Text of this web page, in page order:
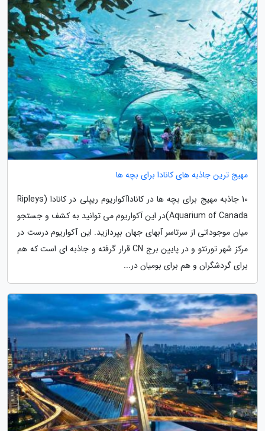
مهیج ترین جاذبه های کانادا برای بچه ها
10 جاذبه مهیج برای بچه ها در کاناداآکواریوم ریپلی در کانادا (Ripleys
Aquarium of Canada)در این آکواریوم می توانید به کشف و جستجو
میان موجوداتی از سرتاسر آبهای جهان بپردازید. این آکواریوم درست در
مرکز شهر تورنتو و در پایین برج CN قرار گرفته و جاذبه ای است که هم
برای گردشگران و هم برای بومیان در...